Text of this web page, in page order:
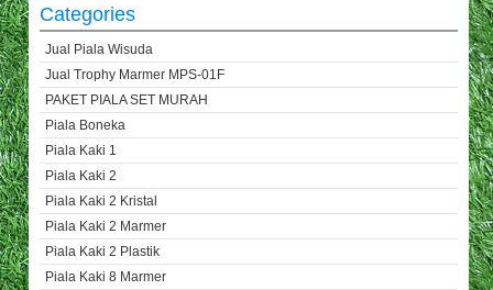
Categories
Jual Piala Wisuda
Jual Trophy Marmer MPS-01F
PAKET PIALA SET MURAH
Piala Boneka
Piala Kaki 1
Piala Kaki 2
Piala Kaki 2 Kristal
Piala Kaki 2 Marmer
Piala Kaki 2 Plastik
Piala Kaki 8 Marmer